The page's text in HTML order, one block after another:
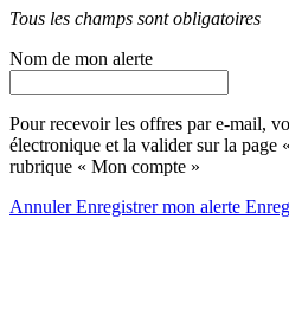
Tous les champs sont obligatoires
Nom de mon alerte
Pour recevoir les offres par e-mail,
électronique et la valider sur la page
rubrique « Mon compte »
AnnulerEnregistrer mon alerte